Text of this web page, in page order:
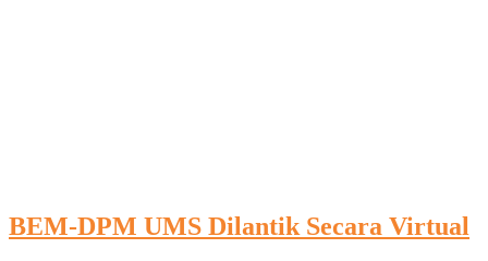
BEM-DPM UMS Dilantik Secara Virtual